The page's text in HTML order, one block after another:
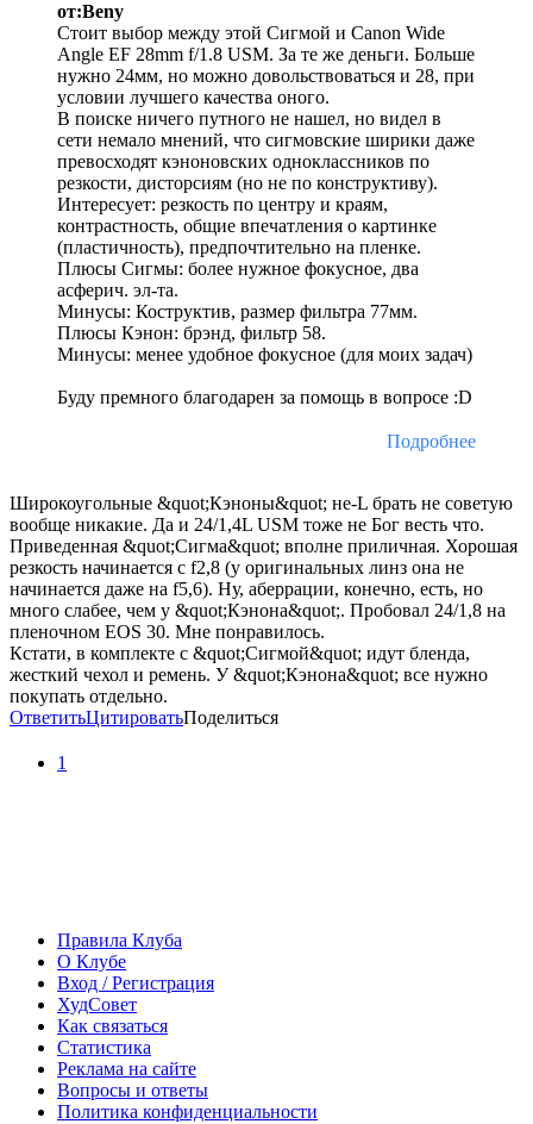
от:Beny
Стоит выбор между этой Сигмой и Canon Wide
Angle EF 28mm f/1.8 USM. За те же деньги. Больше
нужно 24мм, но можно довольствоваться и 28, при
условии лучшего качества оного.
В поиске ничего путного не нашел, но видел в
сети немало мнений, что сигмовские ширики даже
превосходят кэноновских одноклассников по
резкости, дисторсиям (но не по конструктиву).
Интересует: резкость по центру и краям,
контрастность, общие впечатления о картинке
(пластичность), предпочтительно на пленке.
Плюсы Сигмы: более нужное фокусное, два
асферич. эл-та.
Минусы: Коструктив, размер фильтра 77мм.
Плюсы Кэнон: брэнд, фильтр 58.
Минусы: менее удобное фокусное (для моих задач)
Буду премного благодарен за помощь в вопросе :D
Подробнее
Широкоугольные &quot;Кэноны&quot; не-L брать не советую
вообще никакие. Да и 24/1,4L USM тоже не Бог весть что.
Приведенная &quot;Сигма&quot; вполне приличная. Хорошая
резкость начинается с f2,8 (у оригинальных линз она не
начинается даже на f5,6). Ну, аберрации, конечно, есть, но
много слабее, чем у &quot;Кэнона&quot;. Пробовал 24/1,8 на
пленочном EOS 30. Мне понравилось.
Кстати, в комплекте с &quot;Сигмой&quot; идут бленда,
жесткий чехол и ремень. У &quot;Кэнона&quot; все нужно
покупать отдельно.
ОтветитьЦитироватьПоделиться
1
Правила Клуба
О Клубе
Вход / Регистрация
ХудСовет
Как связаться
Статистика
Реклама на сайте
Вопросы и ответы
Политика конфиденциальности